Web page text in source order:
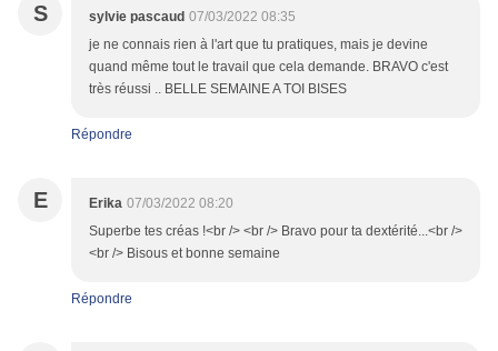
S sylvie pascaud 07/03/2022 08:35
je ne connais rien à l'art que tu pratiques, mais je devine
quand même tout le travail que cela demande. BRAVO c'est
très réussi .. BELLE SEMAINE A TOI BISES
Répondre
E Erika 07/03/2022 08:20
Superbe tes créas !<br /> <br /> Bravo pour ta dextérité...<br />
<br /> Bisous et bonne semaine
Répondre